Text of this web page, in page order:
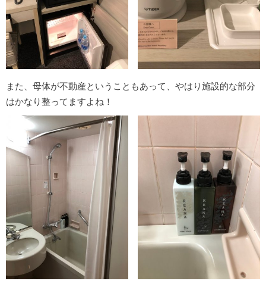
また、母体が不動産ということもあって、やはり施設的な部分
はかなり整ってますよね！